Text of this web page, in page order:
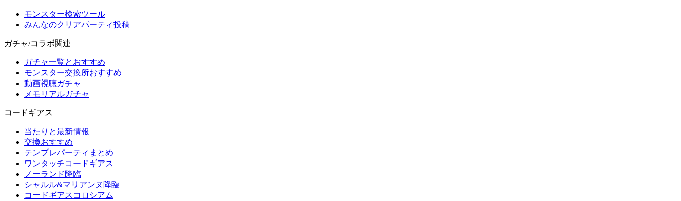
モンスター検索ツール
みんなのクリアパーティ投稿
ガチャ/コラボ関連
ガチャ一覧とおすすめ
モンスター交換所おすすめ
動画視聴ガチャ
メモリアルガチャ
コードギアス
当たりと最新情報
交換おすすめ
テンプレパーティまとめ
ワンタッチコードギアス
ノーランド降臨
シャルル&マリアンヌ降臨
コードギアスコロシアム